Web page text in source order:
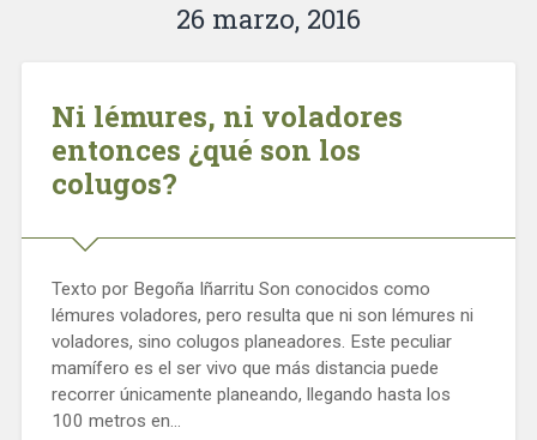
26 marzo, 2016
Ni lémures, ni voladores
entonces ¿qué son los
colugos?
Texto por Begoña Iñarritu Son conocidos como
lémures voladores, pero resulta que ni son lémures ni
voladores, sino colugos planeadores. Este peculiar
mamífero es el ser vivo que más distancia puede
recorrer únicamente planeando, llegando hasta los
100 metros en…